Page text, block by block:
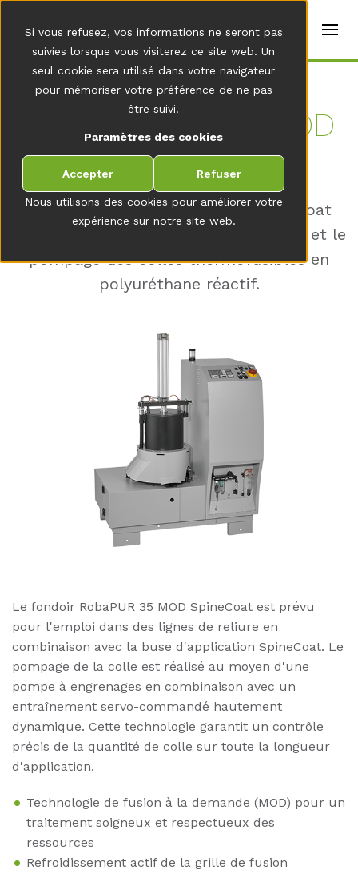
Nous utilisons des cookies pour améliorer votre
expérience sur notre site web.
Si vous refusez, vos informations ne seront pas
suivies lorsque vous visiterez ce site web. Un
seul cookie sera utilisé dans votre navigateur
pour mémoriser votre préférence de ne pas
être suivi.
Paramètres des cookies
Accepter Refuser
t
r
s
E
n
Home
RO­BA­PUR 35/​​40 MOD
SPI­NE­COAT
Le fondoir RobaPUR 35 MOD SpineCoat
est spécialement conçu pour la fonte et le
pompage des colles thermofusibles en
polyuréthane réactif.
Le fondoir RobaPUR 35 MOD SpineCoat est prévu
pour l'emploi dans des lignes de reliure en
combinaison avec la buse d'application SpineCoat. Le
pompage de la colle est réalisé au moyen d'une
pompe à engrenages en combinaison avec un
entraînement servo-commandé hautement
dynamique. Cette technologie garantit un contrôle
précis de la quantité de colle sur toute la longueur
d'application.
Technologie de fusion à la demande (MOD) pour un
traitement soigneux et respectueux des
ressources
Refroidissement actif de la grille de fusion